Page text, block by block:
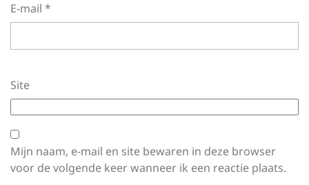
E-mail *
Site
Mijn naam, e-mail en site bewaren in deze browser
voor de volgende keer wanneer ik een reactie plaats.